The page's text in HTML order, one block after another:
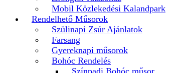
Mobil Közlekedési Kalandpark
Rendelhető Műsorok
Szülinapi Zsúr Ajánlatok
Farsang
Gyereknapi műsorok
Bohóc Rendelés
Színpadi Bohóc műsor